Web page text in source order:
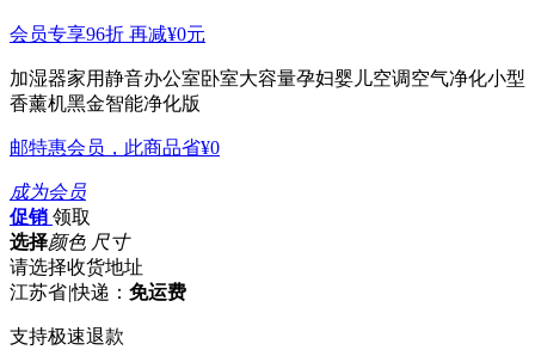
会员专享96折 再减¥0元
加湿器家用静音办公室卧室大容量孕妇婴儿空调空气净化小型
香薰机黑金智能净化版
邮特惠会员，此商品省¥0
成为会员
促销 领取
选择颜色 尺寸
请选择收货地址
江苏省|快递： 免运费
支持极速退款